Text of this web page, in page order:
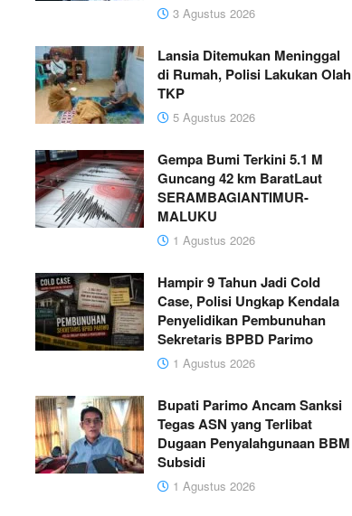
3 Agustus 2026
Lansia Ditemukan Meninggal
di Rumah, Polisi Lakukan Olah
TKP
5 Agustus 2026
Gempa Bumi Terkini 5.1 M
Guncang 42 km BaratLaut
SERAMBAGIANTIMUR-
MALUKU
1 Agustus 2026
Hampir 9 Tahun Jadi Cold
Case, Polisi Ungkap Kendala
Penyelidikan Pembunuhan
Sekretaris BPBD Parimo
1 Agustus 2026
Bupati Parimo Ancam Sanksi
Tegas ASN yang Terlibat
Dugaan Penyalahgunaan BBM
Subsidi
1 Agustus 2026